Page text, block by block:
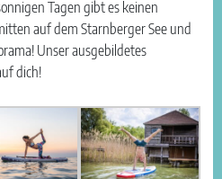
Tagen gibt es keinen
auf dem Starnberger See und
Unser ausgebildetes
dich!